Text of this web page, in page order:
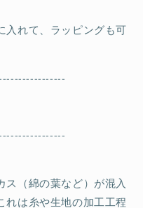
入れて、ラッピングも可
ス（綿の葉など）が混入
れは糸や生地の加工工程